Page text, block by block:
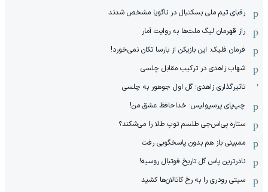
رقبای تیم ملی بسکتبال در ناگویا مشخص‌ شدند
راز قهرمان لیگ ملت‌ها به روایت آمار
فرمان فلیک: این بازیکن از بارسا تکان نمی‌خورد!
شهاب زاهدی در ترکیب مقابل چلسی
تاثیرگذاری زاهدی؛ گل اول جوهور به چلسی
چپ‌پای پرسپولیس: خداحافظ عشق من!
ستاره پی‌اس‌جی طلسم توپ طلا را می‌شکند؟
ممبینی باز هم بدون پاسخگویی رفت
نادر‌ترین پاس گل تاریخ فوتبال روسیه!
سیتی رودری را به رخ کاتالان‌ها کشید